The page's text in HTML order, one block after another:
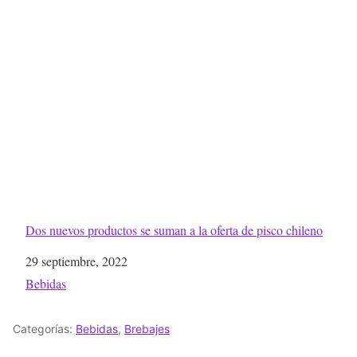
Dos nuevos productos se suman a la oferta de pisco chileno
Fecha
29 septiembre, 2022
Respecto a
Bebidas
Categorías: Bebidas, Brebajes